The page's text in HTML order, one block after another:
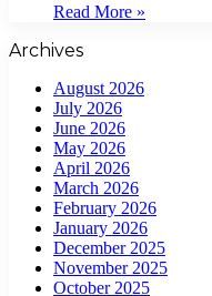
Read More »
Archives
August 2026
July 2026
June 2026
May 2026
April 2026
March 2026
February 2026
January 2026
December 2025
November 2025
October 2025